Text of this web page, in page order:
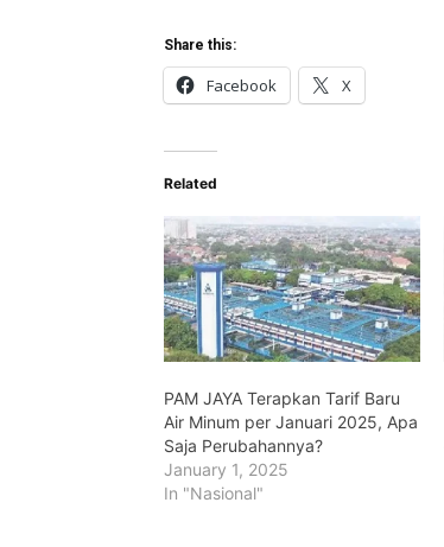
Share this:
Facebook X
Related
PAM JAYA Terapkan Tarif Baru
Air Minum per Januari 2025, Apa
Saja Perubahannya?
January 1, 2025
In "Nasional"